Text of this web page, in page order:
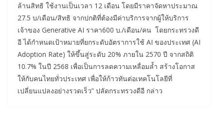
ล้านสิทธิ ใช้งานเป็นเวลา 12 เดือน โดยมีราคาจัดหาประมาณ
27.5 บ/เดือน/สิทธิ จากปกติที่ต้องมีค่าบริการจากผู้ให้บริการ
เจ้าของ Generative AI ราคา600 บ./เดือน/คน โดยกระทรวงดี
อี ได้กำหนดเป้าหมายที่ยกระดับอัตราการใช้ AI ของประเทศ (AI
Adoption Rate) ให้ขึ้นสู่ระดับ 20% ภายใน 2570 ปี จากสถิติ
10.7% ในปี 2568 เพื่อเป็นการลดความเหลื่อมล้ำ สร้างโอกาส
ให้กับคนไทยทั่วประเทศ เพื่อให้ก้าวทันต่อเทคโนโลยีที่
เปลี่ยนแปลงอย่างรวดเร็ว” ปลัดกระทรวงดีอี กล่าว